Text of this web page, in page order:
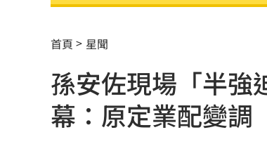
慈濟買BNT被詐10億！藍昔嗆
它躋身美禁令受惠者 上半年
高溫重創雞蛋產量 最快要等
7月營收寫同期次高 聯寶訂單
首頁 星聞
孫安佐現場「半
幕：原定業配變調